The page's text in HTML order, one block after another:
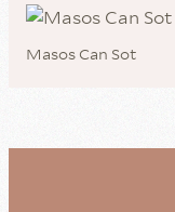
Masos Can Sot